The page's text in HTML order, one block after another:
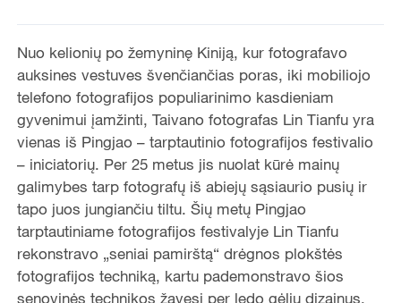
Nuo kelionių po žemyninę Kiniją, kur fotografavo
auksines vestuves švenčiančias poras, iki mobiliojo
telefono fotografijos populiarinimo kasdieniam
gyvenimui įamžinti, Taivano fotografas Lin Tianfu yra
vienas iš Pingjao – tarptautinio fotografijos festivalio
– iniciatorių. Per 25 metus jis nuolat kūrė mainų
galimybes tarp fotografų iš abiejų sąsiaurio pusių ir
tapo juos jungiančiu tiltu. Šių metų Pingjao
tarptautiniame fotografijos festivalyje Lin Tianfu
rekonstravo „seniai pamirštą“ drėgnos plokštės
fotografijos techniką, kartu pademonstravo šios
senovinės technikos žavesį per ledo gėlių dizainus.